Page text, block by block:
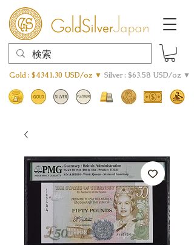
Gold : $4341.30 USD/oz ▼ Silver : $63.58 USD/oz ▼